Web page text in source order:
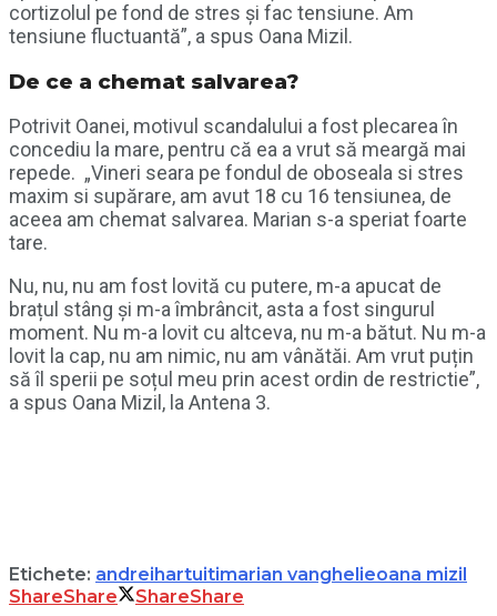
cortizolul pe fond de stres și fac tensiune. Am
tensiune fluctuantă”, a spus Oana Mizil.
De ce a chemat salvarea?
Potrivit Oanei, motivul scandalului a fost plecarea în
concediu la mare, pentru că ea a vrut să meargă mai
repede. „Vineri seara pe fondul de oboseala si stres
maxim si supărare, am avut 18 cu 16 tensiunea, de
aceea am chemat salvarea. Marian s-a speriat foarte
tare.
Nu, nu, nu am fost lovită cu putere, m-a apucat de
brațul stâng și m-a îmbrâncit, asta a fost singurul
moment. Nu m-a lovit cu altceva, nu m-a bătut. Nu m-a
lovit la cap, nu am nimic, nu am vânătăi. Am vrut puțin
să îl sperii pe soțul meu prin acest ordin de restrictie”,
a spus Oana Mizil, la Antena 3.
Etichete: andrei hartuitimarian vanghelieoana mizil
ShareShare ShareShare